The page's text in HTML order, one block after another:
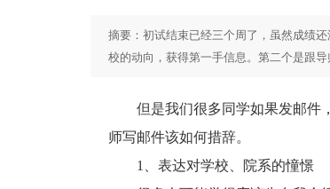
摘要：初试结束已经三个周了，虽然成绩
校的动向，获得第一手信息。第二个是跟
但是我们很多同学如果发邮件，
师写邮件该如何措辞。
1、表达对学校、院系的憧憬